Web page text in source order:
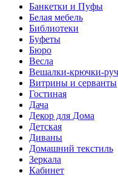
Банкетки и Пуфы
Белая мебель
Библиотеки
Буфеты
Бюро
Весла
Вешалки-крючки-
Витрины и серванты
Гостиная
Дача
Декор для Дома
Детская
Диваны
Домашний текстиль
Зеркала
Кабинет